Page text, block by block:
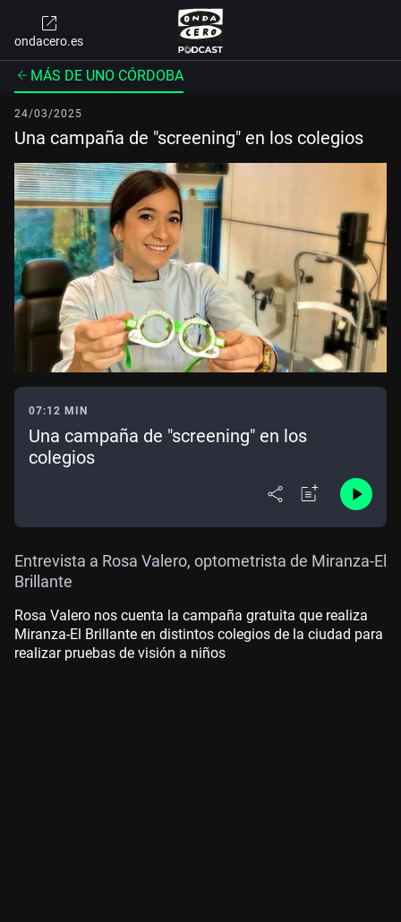
ondacero.es
MÁS DE UNO CÓRDOBA
24/03/2025
Una campaña de "screening" en los colegios
07:12 MIN
Una campaña de "screening" en los
colegios
Entrevista a Rosa Valero, optometrista de Miranza-El
Brillante
Rosa Valero nos cuenta la campaña gratuita que realiza
Miranza-El Brillante en distintos colegios de la ciudad para
realizar pruebas de visión a niños